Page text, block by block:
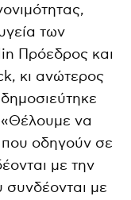
των
Πρόεδρος και
κι ανώτερος
να
που οδηγούν σε
με την
με